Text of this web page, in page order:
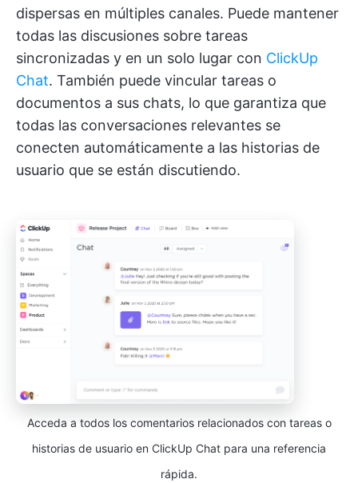
dispersas en múltiples canales. Puede mantener
todas las discusiones sobre tareas
sincronizadas y en un solo lugar con ClickUp
Chat. También puede vincular tareas o
documentos a sus chats, lo que garantiza que
todas las conversaciones relevantes se
conecten automáticamente a las historias de
usuario que se están discutiendo.
Acceda a todos los comentarios relacionados con tareas o
historias de usuario en ClickUp Chat para una referencia
rápida.